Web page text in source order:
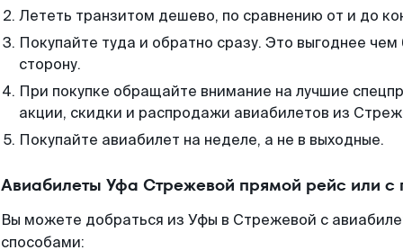
Лететь транзитом дешево, по сравнению от и до
Покупайте туда и обратно сразу. Это выгоднее
сторону.
При покупке обращайте внимание на лучшие
акции, скидки и распродажи авиабилетов из
Покупайте авиабилет на неделе, а не в выходные.
Авиабилеты Уфа Стрежевой прямой рейс или с
Вы можете добраться из Уфы в Стрежевой с
способами: